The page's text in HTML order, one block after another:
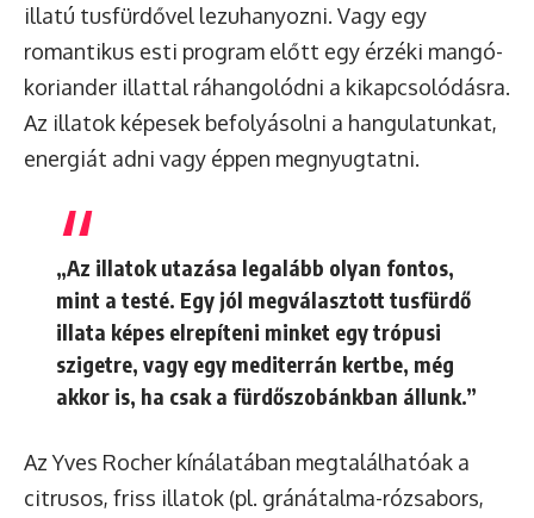
illatú tusfürdővel lezuhanyozni. Vagy egy
romantikus esti program előtt egy érzéki mangó-
koriander illattal ráhangolódni a kikapcsolódásra.
Az illatok képesek befolyásolni a hangulatunkat,
energiát adni vagy éppen megnyugtatni.
„Az illatok utazása legalább olyan fontos,
mint a testé. Egy jól megválasztott tusfürdő
illata képes elrepíteni minket egy trópusi
szigetre, vagy egy mediterrán kertbe, még
akkor is, ha csak a fürdőszobánkban állunk.”
Az Yves Rocher kínálatában megtalálhatóak a
citrusos, friss illatok (pl. gránátalma-rózsabors,